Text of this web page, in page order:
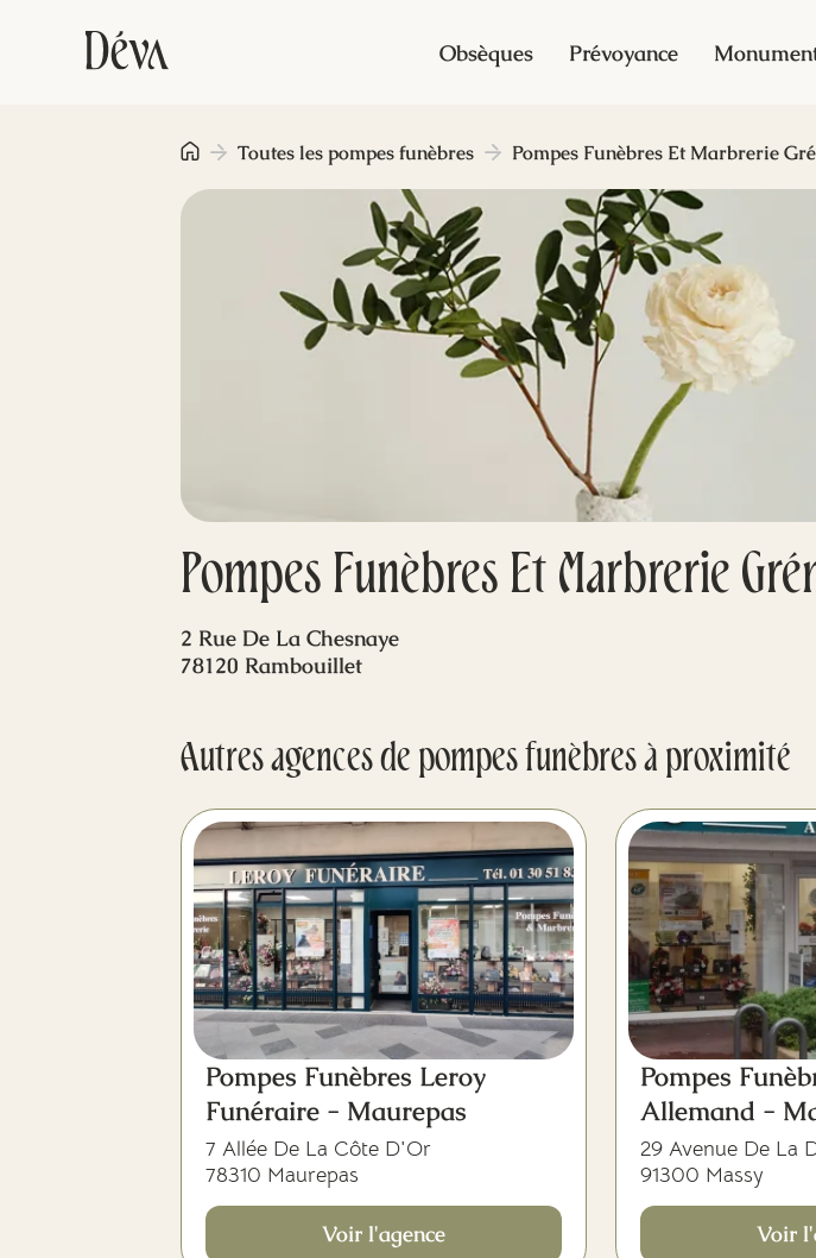
Obsèques Prévoyance
Pompes Funèbres Et Marbrerie
Toutes les pompes funèbres Pompes Funèbres Et Marbrerie
2 Rue De La Chesnaye
78120 Rambouillet
Autres agences de pompes funèbres à proximité
Pompes Funèbres Leroy
Funéraire - Maurepas
7 Allée De La Côte D'Or
78310 Maurepas
Voir l'agence
Pompes
Allemand -
29 Avenue De La
91300 Massy
Voir